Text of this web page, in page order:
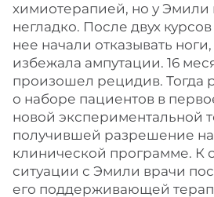
химиотерапией, но у Эмили
негладко. После двух
нее начали отказывать
избежала ампутации. 16
произошел рецидив. Тогда
о наборе пациентов в
новой экспериментальной
получившей разрешение на
клинической программе. К
ситуации с Эмили врачи
его поддерживающей